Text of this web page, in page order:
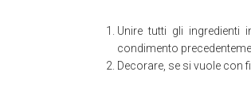
Unire tutti gli ingredienti
condimento
Decorare, se si vuole con